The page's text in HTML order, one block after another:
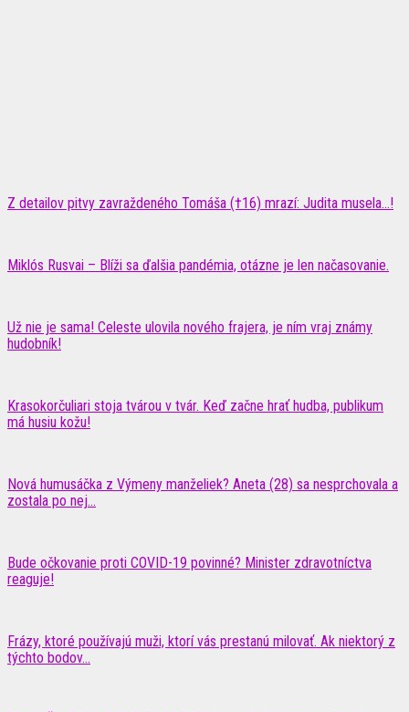
Z detailov pitvy zavraždeného Tomáša (†16) mrazí: Judita musela…!
Miklós Rusvai – Blíži sa ďalšia pandémia, otázne je len načasovanie.
Už nie je sama! Celeste ulovila nového frajera, je ním vraj známy
hudobník!
Krasokorčuliari stoja tvárou v tvár. Keď začne hrať hudba, publikum
má husiu kožu!
Nová humusáčka z Výmeny manželiek? Aneta (28) sa nesprchovala a
zostala po nej...
Bude očkovanie proti COVID-19 povinné? Minister zdravotníctva
reaguje!
Frázy, ktoré používajú muži, ktorí vás prestanú milovať. Ak niektorý z
týchto bodov...